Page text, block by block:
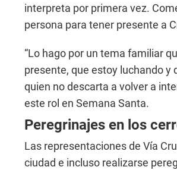
interpreta por primera vez.
persona para tener presente a
“Lo hago por un tema familiar
presente, que estoy luchando y
quien no descarta a volver a
este rol en Semana Santa.
Peregrinajes en los
Las representaciones de Vía
ciudad e incluso realizarse